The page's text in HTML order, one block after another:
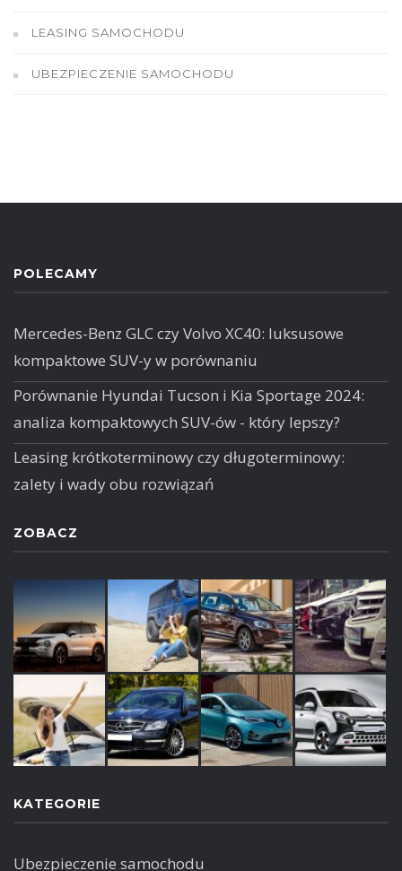
LEASING SAMOCHODU
UBEZPIECZENIE SAMOCHODU
POLECAMY
Mercedes-Benz GLC czy Volvo XC40: luksusowe
kompaktowe SUV-y w porównaniu
Porównanie Hyundai Tucson i Kia Sportage 2024:
analiza kompaktowych SUV-ów - który lepszy?
Leasing krótkoterminowy czy długoterminowy:
zalety i wady obu rozwiązań
ZOBACZ
KATEGORIE
Ubezpieczenie samochodu